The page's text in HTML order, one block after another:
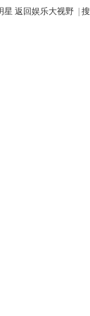
星 返回娱乐大视野